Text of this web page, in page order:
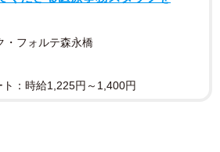
・フォルテ森永橋
：時給1,225円～1,400円